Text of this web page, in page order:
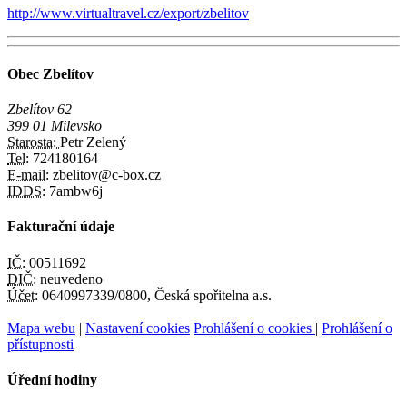
http://www.virtualtravel.cz/export/zbelitov
Obec Zbelítov
Zbelítov 62
399 01 Milevsko
Starosta: Petr Zelený
Tel: 724180164
E-mail: zbelitov@c-box.cz
IDDS: 7ambw6j
Fakturační údaje
IČ: 00511692
DIČ: neuvedeno
Účet: 0640997339/0800, Česká spořitelna a.s.
Mapa webu | Nastavení cookies Prohlášení o cookies | Prohlášení o
přístupnosti
Úřední hodiny